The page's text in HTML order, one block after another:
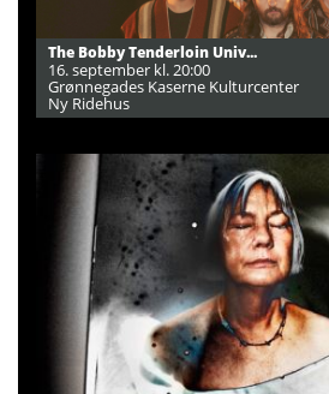
The Bobby Tenderloin Univ...
16. september kl. 20:00
Grønnegades Kaserne Kulturcenter
Ny Ridehus